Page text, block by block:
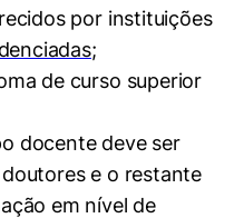
por instituições
;
de curso superior
docente deve ser
e o restante
em nível de